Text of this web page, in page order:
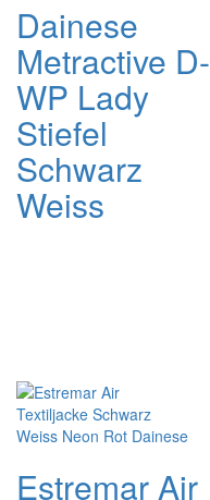
Dainese
Metractive D-
WP Lady
Stiefel
Schwarz
Weiss
Estremar Air